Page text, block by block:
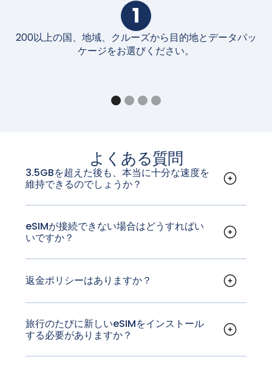
1
200以上の国、地域、クルーズから目的地とデータパッ
ケージをお選びください。
よくある質問
3.5GBを超えた後も、本当に十分な速度を
維持できるのでしょうか？
します。
eSIMが接続できない場合はどうすればい
いですか？
ック解除済みで、eSIMに対応していることをご確
返金ポリシーはありますか？
ブフォームからご提出いただけます。承認された
返金は、5～7営業日以内に処理されます。
旅行のたびに新しいeSIMをインストール
する必要がありますか？